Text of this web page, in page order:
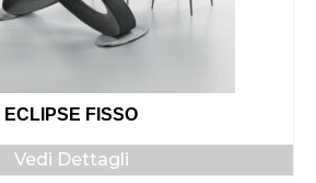
ECLIPSE FISSO
Vedi Dettagli